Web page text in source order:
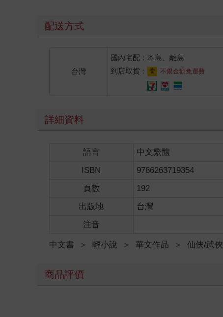
配送方式
台灣
國內宅配：本島、離島
到店取貨：
不限金額免運費
詳細資料
語言 中文繁體
ISBN
9786263719354
頁數
192
出版地
台灣
注音
中文書 ＞ 輕小說 ＞ 華文作品 ＞ 仙俠/武俠
商品評價